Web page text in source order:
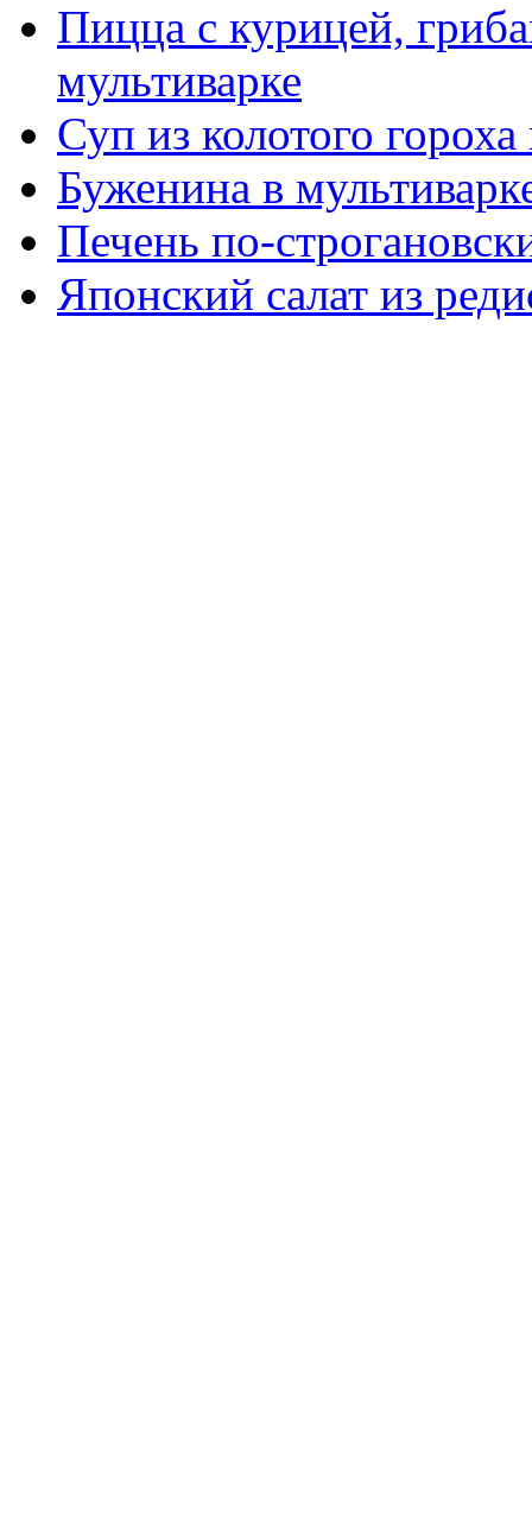
Пицца с курицей,
мультиварке
Суп из колотого
Буженина в
Печень по-
Японский салат из